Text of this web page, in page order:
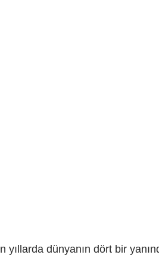
yıllarda dünyanın dört bir